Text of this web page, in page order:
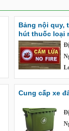
Bảng nội quy,
hút thuốc loại
Cung cấp xe